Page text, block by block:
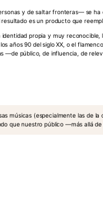
y de saltar fronteras— se
es un producto que
propia y muy
años 90 del siglo XX, o el
—de público, de influencia, de
músicas (especialmente las de
que nuestro público —más allá